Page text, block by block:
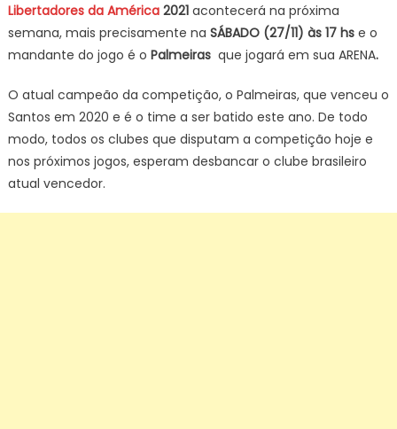
Libertadores da América2021 acontecerá na próxima
semana, mais precisamente na SÁBADO (27/11) às 17 hs e o
mandante do jogo é o Palmeiras que jogará em sua ARENA.
O atual campeão da competição, o Palmeiras, que venceu o
Santos em 2020 e é o time a ser batido este ano. De todo
modo, todos os clubes que disputam a competição hoje e
nos próximos jogos, esperam desbancar o clube brasileiro
atual vencedor.